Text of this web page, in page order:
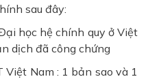
sau đây:
học hệ chính quy ở Việt
dịch đã công chứng
Nam : 1 bản sao và 1